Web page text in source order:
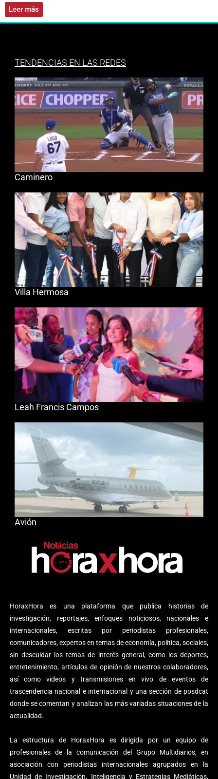
Leer más
HoraxHora es una plataforma que publica historias de
investigación, reportajes, enfoques noticiosos, nacionales e
internacionales, escritas por periodistas profesionales,
comunicadores, expertos en temas de economía, política, sociales,
sin descuidar los temas de interés general, como los deportes,
entretenimiento, artículos de opinión de nuestros colaboradores,
así como videos y transmisiones en vivo de eventos de
trascendencia nacional e internacional y una sección de posdcat
donde se comentan y analizan las más variadas situaciones de la
actualidad.
La estructura de HoraxHora es dirigida por un equipo de
profesionales de la comunicación del Grupo Multidiarios, en
asociación con periodistas internacionales agrupados en la
Unidad de Investigación, Inteligencia y Estrategias Mediáticas,
TENDENCIAS EN LAS REDES
Caminero
Villa Hermosa
Leah Francis Campos
Avión